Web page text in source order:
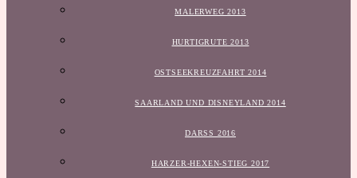
MALERWEG 2013
HURTIGRUTE 2013
OSTSEEKREUZFAHRT 2014
SAARLAND UND DISNEYLAND 2014
DARSS 2016
HARZER-HEXEN-STIEG 2017